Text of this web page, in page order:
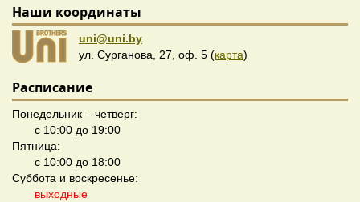
Наши координаты
uni@uni.by
ул. Сурганова, 27, оф. 5 (карта)
Расписание
Понедельник – четверг:
с 10:00 до 19:00
Пятница:
с 10:00 до 18:00
Суббота и воскресенье:
выходные